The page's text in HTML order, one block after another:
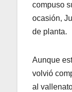
compuso
ocasión,
de planta.
Aunque
volvió
al